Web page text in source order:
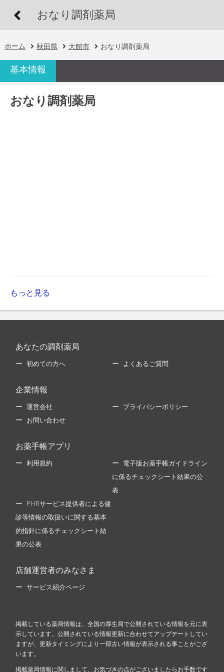
おなり調剤薬局
ホーム 秋田県 大館市 おなり調剤薬局
基本情報
おなり調剤薬局
もっと見る
あなたの調剤薬局
初めての方へ よくあるご質問
企業情報
運営会社 プライバシーポリシー
お問い合わせ
お薬手帳アプリ
利用規約 電子版お薬手帳ガイドライン
に係るチェックシート結果の公
表
PHRサービス提供者による健
診等情報の取扱いに関する基本
的指針に係るチェックシート結
果の公表
店舗運営者のみなさま
サービス紹介ページ
掲載している薬局情報は、全国の厚生局で公開されている情報を元に表
示しています。公開されている情報更新に合わせてアップデートしてい
ますが、更新タイミングにより一部古い情報が表示される事ことがござ
います。
掲載薬局情報に関しまして、お気づきの点がございましたらお手数です